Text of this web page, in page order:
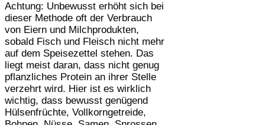
Achtung: Unbewusst erhöht sich bei
dieser Methode oft der Verbrauch
von Eiern und Milchprodukten,
sobald Fisch und Fleisch nicht mehr
auf dem Speisezettel stehen. Das
liegt meist daran, dass nicht genug
pflanzliches Protein an ihrer Stelle
verzehrt wird. Hier ist es wirklich
wichtig, dass bewusst genügend
Hülsenfrüchte, Vollkorngetreide,